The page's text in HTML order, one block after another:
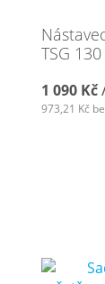
TSG
1 090 Kč
973,21 Kč